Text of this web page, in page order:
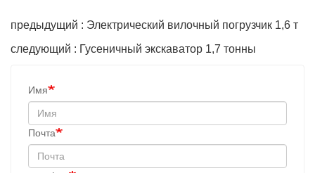
предыдущий : Электрический вилочный погрузчик 1,6 т
следующий : Гусеничный экскаватор 1,7 тонны
Имя
Почта